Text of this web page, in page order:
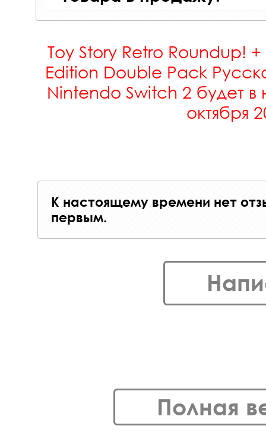
Toy Story Retro Roundup!
Edition Double Pack
Nintendo Switch 2 будет в
октября
К настоящему времени нет
первым.
Полная